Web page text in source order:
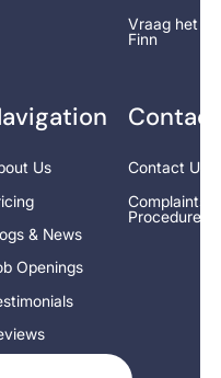
Vraag het
Finn
Us
& News
Openings
Contact
Contact Us
Complaints
Procedure